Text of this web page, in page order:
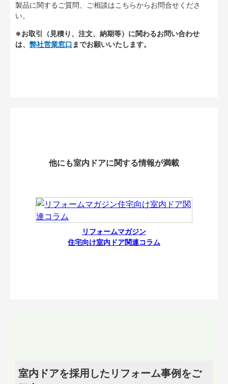
製品に関するご質問、ご相談はこちらからお問合せくださ
い。
※お取引（見積り、注文、納期等）に関わるお問い合わせ
は、 弊社営業窓口 までお願いいたします。
他にも室内ドアに関する情報が満載
リフォームマガジン
住宅向け室内ドア関連コラム
室内ドアを採用したリフォーム事例をご